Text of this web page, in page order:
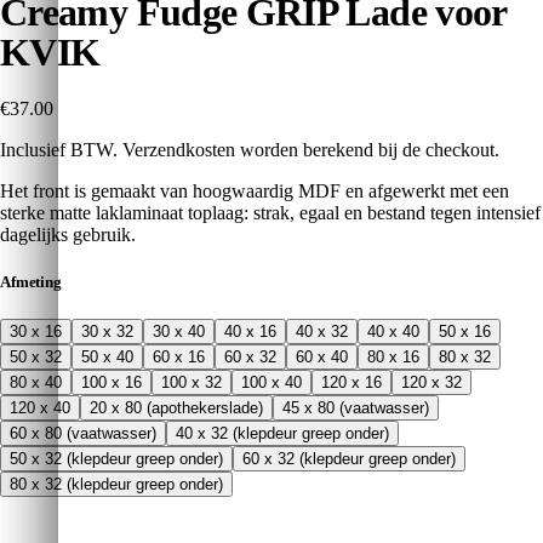
Creamy Fudge GRIP Lade voor
KVIK
€37.00
Inclusief BTW. Verzendkosten worden berekend bij de checkout.
Het front is gemaakt van hoogwaardig MDF en afgewerkt met een
sterke matte laklaminaat toplaag: strak, egaal en bestand tegen intensief
dagelijks gebruik.
Afmeting
30 x 16 30 x 32 30 x 40 40 x 16 40 x 32 40 x 40
50 x 16
50 x 32
50 x 40 60 x 16 60 x 32 60 x 40 80 x 16
80 x 32
80 x 40
100 x 16 100 x 32 100 x 40 120 x 16
120 x 32
120 x 40
20 x 80 (apothekerslade)
45 x 80 (vaatwasser)
60 x 80 (vaatwasser)
40 x 32 (klepdeur greep onder)
50 x 32 (klepdeur greep onder)
60 x 32 (klepdeur greep onder)
80 x 32 (klepdeur greep onder)